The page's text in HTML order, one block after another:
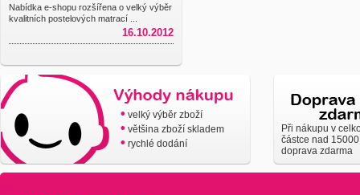
Nabídka e-shopu rozšířena o velký výběr
kvalitních postelových matrací ...
16.10.2012
• velký výběr zboží
• většina zboží skladem
• rychlé dodání
Při nákupu v
částce nad
doprava zdarma